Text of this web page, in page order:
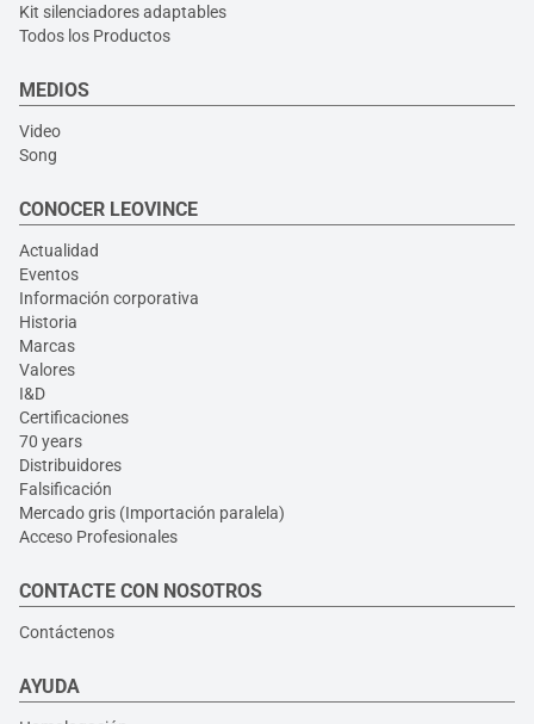
Kit silenciadores adaptables
Todos los Productos
MEDIOS
Video
Song
CONOCER LEOVINCE
Actualidad
Eventos
Información corporativa
Historia
Marcas
Valores
I&D
Certificaciones
70 years
Distribuidores
Falsificación
Mercado gris (Importación paralela)
Acceso Profesionales
CONTACTE CON NOSOTROS
Contáctenos
AYUDA